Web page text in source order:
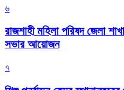
৬
রাজশাহী মহিলা পরিষদ জেলা
সভার আয়োজন
৭